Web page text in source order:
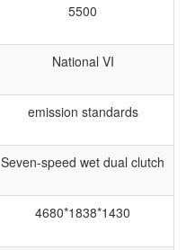
5500
National VI
emission standards
Seven-speed wet dual clutch
4680*1838*1430